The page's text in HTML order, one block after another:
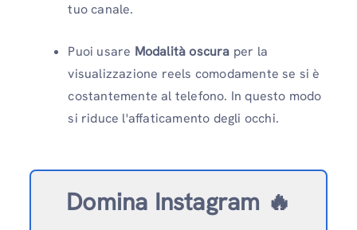
tuo canale.
Puoi usare Modalità oscura per la
visualizzazione reels comodamente se si è
costantemente al telefono. In questo modo
si riduce l'affaticamento degli occhi.
Domina Instagram 🔥